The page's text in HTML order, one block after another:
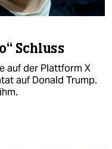
Schluss
auf der Plattform X
auf Donald Trump.